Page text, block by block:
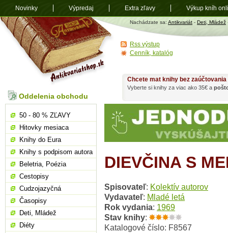
Antikvariát
shop.sk
Nachádzate sa: Antikvariát - Deti, Mládež
DIEVČINA S
Spisovateľ: Kolektív autorov
Vydavateľ: Mladé letá
Rok vydania: 1969
Stav knihy:
Katalogové číslo: F8567
Chcete mat knihy bez
Vyberte si knihy za viac ako 35€ a
Oddelenia obchodu
50 - 80 % ZĽAVY
Hitovky mesiaca
Knihy do Eura
Knihy s podpisom autora
Beletria, Poézia
Cestopisy
Cudzojazyčná
Časopisy
Deti, Mládež
Diéty
Rss výstup
Cenník, katalóg
Novinky Výpredaj Extra zľavy Výkup kníh